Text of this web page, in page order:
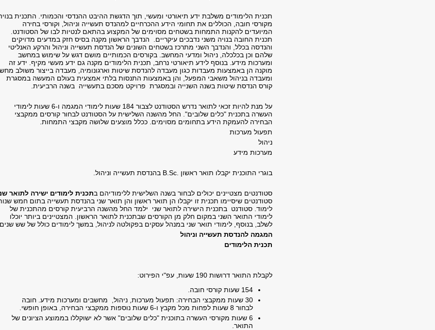
תכנית הלימודים משלבת ידע תיאורטי ומעשי, תוך הדגשת ההיבט ההנדסי והכמותי. התכנית
מקורסי חובה, הכוללים את תחומי הידע ההכרחיים למהנדס תעשייה וניהול, וקורסי בחירה
המיועדים להקנות התמחות בשטחים מסוימים של המקצוע בהתאם לנטיות לבו של הסטודנט.
תכנית החובה בנויה משני נדבכים עיקריים. הנדבך הראשון מקנה בסיס חזק במדעים מדויקים
והנדסה בכלל, והנדבך השני מתרכז בשטחים השונים של הנדסת תעשייה וניהול והרקע האנליטי
שלהם וכן בכלכלה, ניהול ומדעי המחשב. בקורסים הכמותיים מושם דגש על שימוש במחשב
ומערכות מידע. בנוסף לידע תיאורטי נרחב, תכנית הלימודים מקנה גם ידע מעשי מקיף. ידע זה
מוקנה הן באמצעות מעבדות כגון מעבדה להנדסת שיטות וארגונומיה, מעבדה בייצור משולב
ומעבדה בניהול משאבי המפעל, והן באמצעות התנסות בלתי אמצעית בעולם המעשה במסגרת
קורס הנדסת שיטות בשנה השנייה ובמסגרת פרויקט מסכם בתעשייה בשנה הרביעית.
על מנת להיות זכאי לתואר נדרש הסטודנט לצבור 184 שעות לימודי המגמה ו-6 שעות לימודי
העשרה בתכנית "כלים שלובים". החל מהשנה השלישית על הסטודנט לבחור קורסים ממקבצי
הבחירה להעמקת הידע בתחומים מסוימים. ככלל מוצעים שלושה מקבצי התמחות.
תפעול מערכות
ניהול
מערכות מידע
בוגרי התוכנית יקבלו תואר ראשון B.Sc. בהנדסת תעשייה וניהול.
סטודנטים מצטיינים יכולים לבחור בשנה השלישית ללימודיהם בתכנית לימודים ישירה לתואר
סטודנטים שיסיימו תכנית זו יקבלו הן תואר ראשון והן תואר שני בהנדסת תעשייה בתום חמש
לימוד. סטודנט בתכנית הישירה לתואר שני ילמד החל מהשנה הרביעית קורסים מהתכנית של
לימודי התואר השני במקום חלק מן הקורסים שבתכנית לתואר הראשון. המצטיינים ביותר יוכלו
לשלב, בנוסף, לימודי תואר שני במנהל עסקים בפקולטה לניהול, במשך לימודים כולל של שש
המגמה להנדסת תעשייה וניהול
תכנית הלימודים
לקבלת התואר דרושות 190 שעות, עפ"י הפירוט:
154 שעות קורסי חובה.
30 שעות ממקבצי הבחירה: תפעול מערכות, ניהול, מחשבים ומערכות מידע. חובה
לבחור 8 שעות לפחות מכל מקבץ ו-6 שעות נוספות ממקבצי הבחירה, באופן חופשי.
6 שעות מקורסי העשרה בתוכנית "כלים שלובים" אשר לא ישוקללו בממוצע הציונים של
התואר.